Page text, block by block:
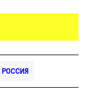
РОССИЯ